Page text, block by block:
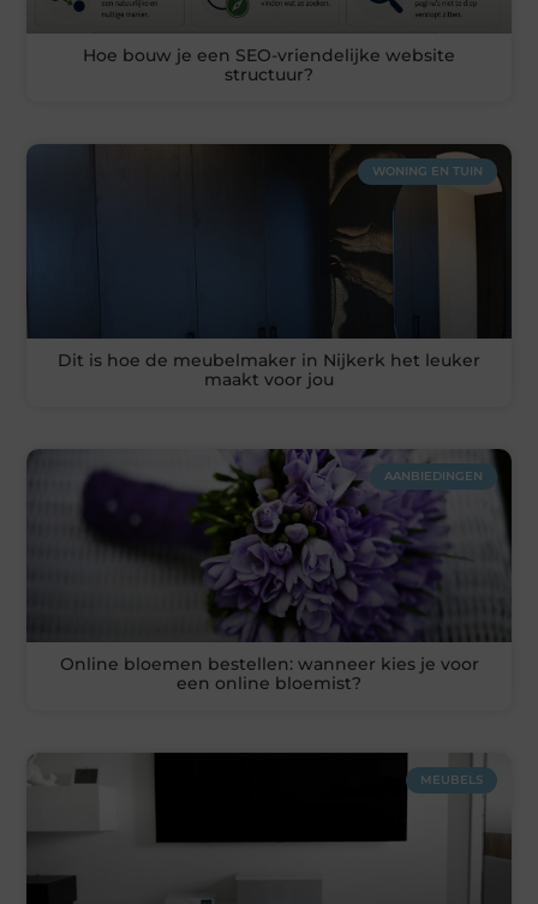
Hoe bouw je een SEO-vriendelijke website
structuur?
WONING EN TUIN
Dit is hoe de meubelmaker in Nijkerk het leuker
maakt voor jou
AANBIEDINGEN
Online bloemen bestellen: wanneer kies je voor
een online bloemist?
MEUBELS